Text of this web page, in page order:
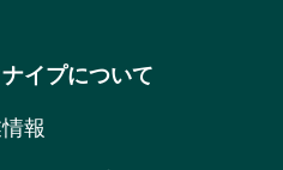
イプについて
報